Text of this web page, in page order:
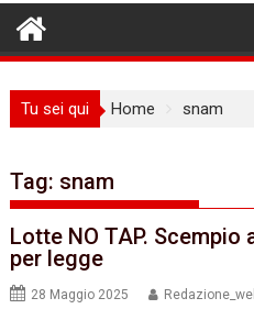
Tu sei qui Home snam
Tag: snam
Lotte NO TAP.
per legge
28 Maggio 2025